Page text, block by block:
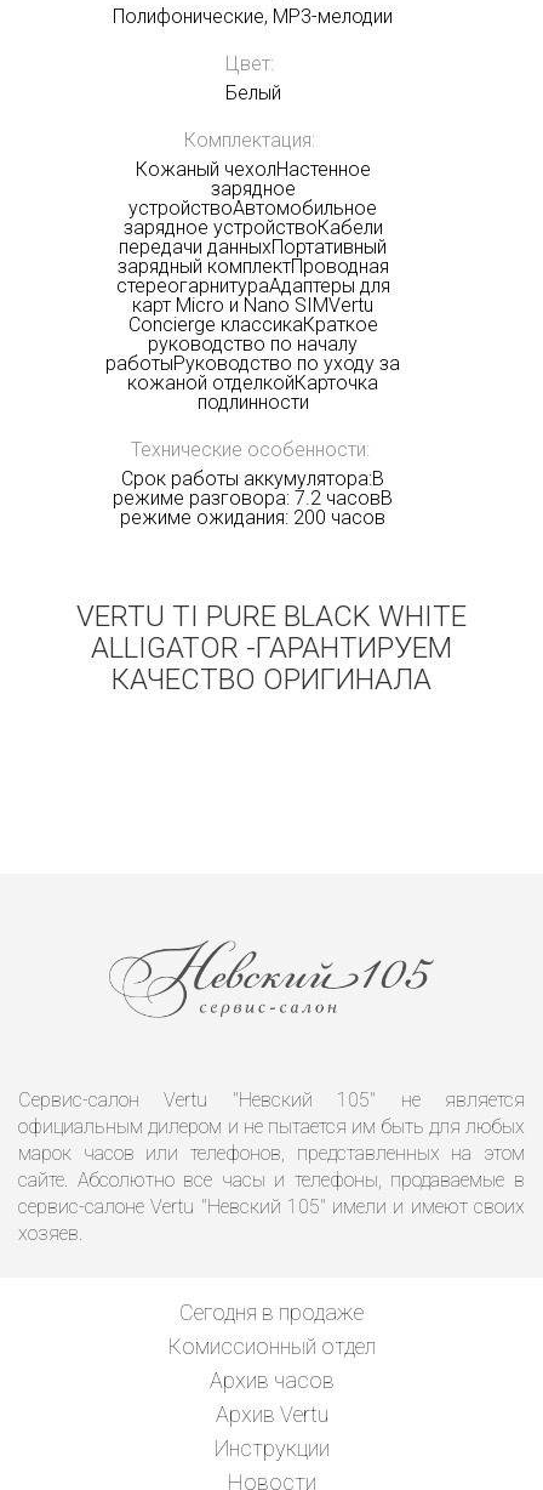
Полифонические, MP3-мелодии
Цвет:
Белый
Комплектация:
Кожаный чехолНастенное
зарядное
устройствоАвтомобильное
зарядное устройствоКабели
передачи данныхПортативный
зарядный комплектПроводная
стереогарнитураАдаптеры для
карт Micro и Nano SIMVertu
Concierge классикаКраткое
руководство по началу
работыРуководство по уходу за
кожаной отделкойКарточка
подлинности
Технические особенности:
Срок работы аккумулятора:В
режиме разговора: 7.2 часовВ
режиме ожидания: 200 часов
VERTU TI PURE BLACK WHITE
ALLIGATOR -ГАРАНТИРУЕМ
КАЧЕСТВО ОРИГИНАЛА
Сервис-салон Vertu "Невский 105" не является
официальным дилером и не пытается им быть для любых
марок часов или телефонов, представленных на этом
сайте. Абсолютно все часы и телефоны, продаваемые в
сервис-салоне Vertu "Невский 105" имели и имеют своих
хозяев.
Сегодня в продаже
Комиссионный отдел
Архив часов
Архив Vertu
Инструкции
Новости